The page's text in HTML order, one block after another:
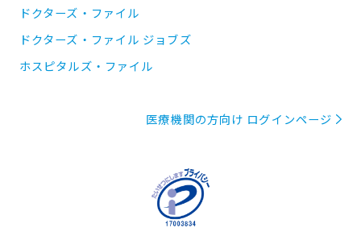
ドクターズ・ファイル
ドクターズ・ファイル ジョブズ
ホスピタルズ・ファイル
医療機関の方向け ログインページ